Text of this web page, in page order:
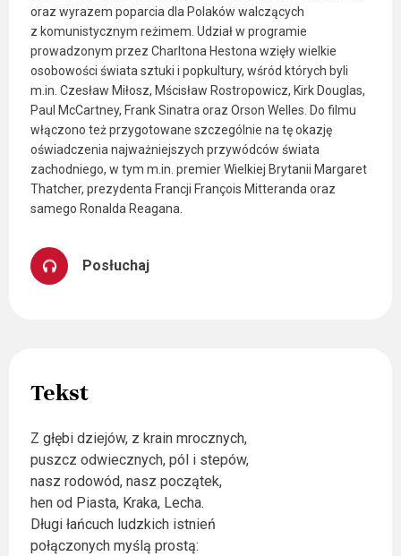
oraz wyrazem poparcia dla Polaków walczących
z komunistycznym reżimem. Udział w programie
prowadzonym przez Charltona Hestona wzięły wielkie
osobowości świata sztuki i popkultury, wśród których byli
m.in. Czesław Miłosz, Mścisław Rostropowicz, Kirk Douglas,
Paul McCartney, Frank Sinatra oraz Orson Welles. Do filmu
włączono też przygotowane szczególnie na tę okazję
oświadczenia najważniejszych przywódców świata
zachodniego, w tym m.in. premier Wielkiej Brytanii Margaret
Thatcher, prezydenta Francji François Mitteranda oraz
samego Ronalda Reagana.
Posłuchaj
Tekst
Z głębi dziejów, z krain mrocznych,
puszcz odwiecznych, pól i stepów,
nasz rodowód, nasz początek,
hen od Piasta, Kraka, Lecha.
Długi łańcuch ludzkich istnień
połączonych myślą prostą: